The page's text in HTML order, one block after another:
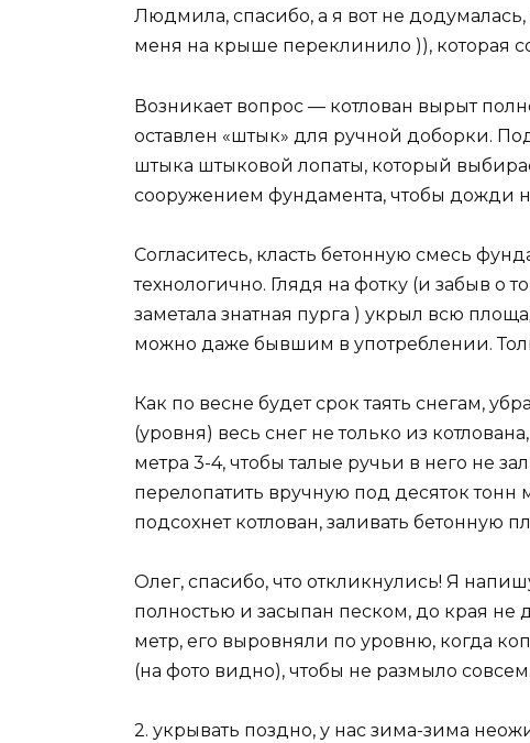
Людмила, спасибо, а я вот не
меня на крыше переклинило )), которая
Возникает вопрос — котлован вырыт
оставлен «штык» для ручной доборки.
штыка штыковой лопаты, который
сооружением фундамента, чтобы дожди
Согласитесь, класть бетонную смесь
технологично. Глядя на фотку (и забыв о
заметала знатная пурга ) укрыл всю
можно даже бывшим в употреблении.
Как по весне будет срок таять снегам,
(уровня) весь снег не только из
метра 3-4, чтобы талые ручьи в него не
перелопатить вручную под десяток тонн
подсохнет котлован, заливать бетонную
Олег, спасибо, что откликнулись! Я
полностью и засыпан песком, до края не
метр, его выровняли по уровню, когда
(на фото видно), чтобы не размыло совсем.
2. укрывать поздно, у нас зима-зима